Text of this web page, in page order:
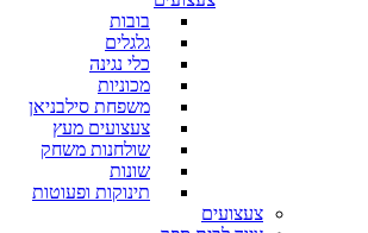
בובות
גלגלים
כלי נגינה
מכוניות
משפחת סילבניאן
צעצועים מעץ
שולחנות משחק
שונות
תינוקות ופעוטות
צעצועים